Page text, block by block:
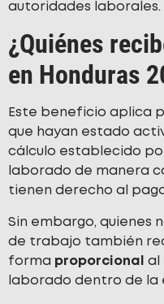
autoridades laborales.
¿Quiénes
en Honduras
Este beneficio aplica
que hayan estado
cálculo establecido
laborado de manera
tienen derecho al
Sin embargo, quienes
de trabajo también
forma proporcional
al
laborado dentro de la